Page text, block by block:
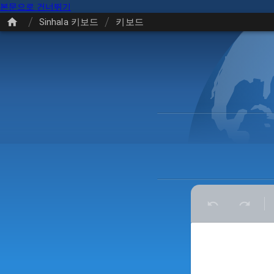
본문으로 건너뛰기
/ Sinhala 키보드 / 키보드